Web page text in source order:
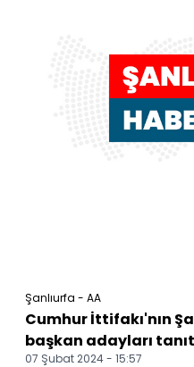
Şanlıurfa - AA
Cumhur İttifakı'nın
başkan adayları
07 Şubat 2024 - 15:57